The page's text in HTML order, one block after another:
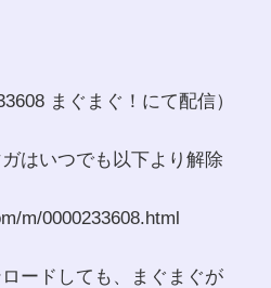
まぐまぐ！にて配信）
はいつでも以下より解除
m/0000233608.html
ードしても、まぐまぐが